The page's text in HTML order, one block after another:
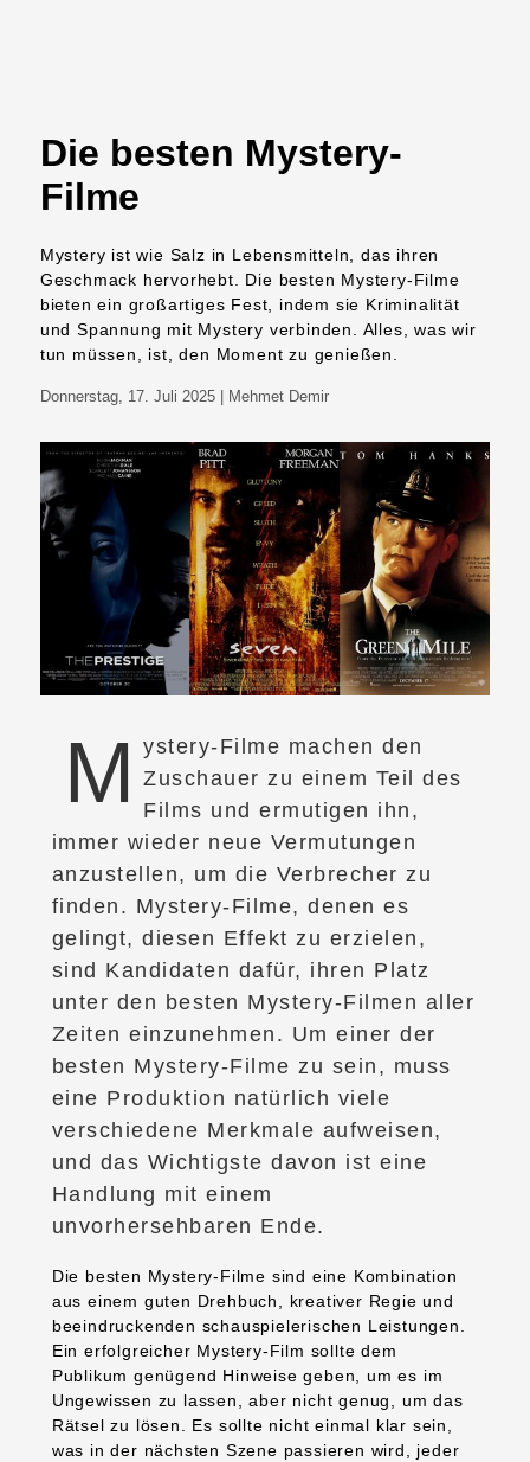
Die besten Mystery-
Filme
Mystery ist wie Salz in Lebensmitteln, das ihren
Geschmack hervorhebt. Die besten Mystery-Filme
bieten ein großartiges Fest, indem sie Kriminalität
und Spannung mit Mystery verbinden. Alles, was wir
tun müssen, ist, den Moment zu genießen.
Donnerstag, 17. Juli 2025 | Mehmet Demir
M
ystery-Filme machen den
Zuschauer zu einem Teil des
Films und ermutigen ihn,
immer wieder neue Vermutungen
anzustellen, um die Verbrecher zu
finden. Mystery-Filme, denen es
gelingt, diesen Effekt zu erzielen,
sind Kandidaten dafür, ihren Platz
unter den besten Mystery-Filmen aller
Zeiten einzunehmen. Um einer der
besten Mystery-Filme zu sein, muss
eine Produktion natürlich viele
verschiedene Merkmale aufweisen,
und das Wichtigste davon ist eine
Handlung mit einem
unvorhersehbaren Ende.
Die besten Mystery-Filme sind eine Kombination
aus einem guten Drehbuch, kreativer Regie und
beeindruckenden schauspielerischen Leistungen.
Ein erfolgreicher Mystery-Film sollte dem
Publikum genügend Hinweise geben, um es im
Ungewissen zu lassen, aber nicht genug, um das
Rätsel zu lösen. Es sollte nicht einmal klar sein,
was in der nächsten Szene passieren wird, jeder